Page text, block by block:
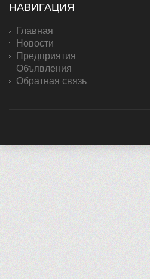
НАВИГАЦИЯ
Главная
Новости
Предприятия
Объявления
Обратная связь